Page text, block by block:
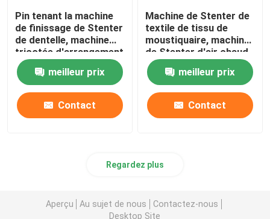
Pin tenant la machine
de finissage de Stenter
de dentelle, machine
tricotée d'arrangement
de la chaleur de tissu
meilleur prix
Contact
Machine de Stenter de
textile de tissu de
moustiquaire, machine
de Stenter d'air chaud
de basse tension
meilleur prix
Contact
Regardez plus
Aperçu Au sujet de nous
Contactez-nous
Desktop Site